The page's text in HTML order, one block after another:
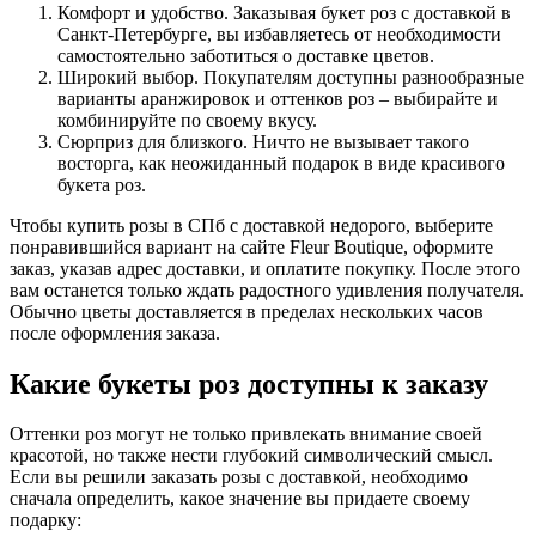
Комфорт и удобство. Заказывая букет роз с доставкой в
Санкт-Петербурге, вы избавляетесь от необходимости
самостоятельно заботиться о доставке цветов.
Широкий выбор. Покупателям доступны разнообразные
варианты аранжировок и оттенков роз – выбирайте и
комбинируйте по своему вкусу.
Сюрприз для близкого. Ничто не вызывает такого
восторга, как неожиданный подарок в виде красивого
букета роз.
Чтобы купить розы в СПб с доставкой недорого, выберите
понравившийся вариант на сайте Fleur Boutique, оформите
заказ, указав адрес доставки, и оплатите покупку. После этого
вам останется только ждать радостного удивления получателя.
Обычно цветы доставляется в пределах нескольких часов
после оформления заказа.
Какие букеты роз доступны к заказу
Оттенки роз могут не только привлекать внимание своей
красотой, но также нести глубокий символический смысл.
Если вы решили заказать розы с доставкой, необходимо
сначала определить, какое значение вы придаете своему
подарку: